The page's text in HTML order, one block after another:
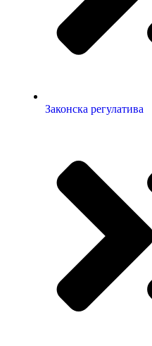
Законска регулатива